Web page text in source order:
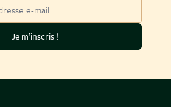
Je m’inscris !